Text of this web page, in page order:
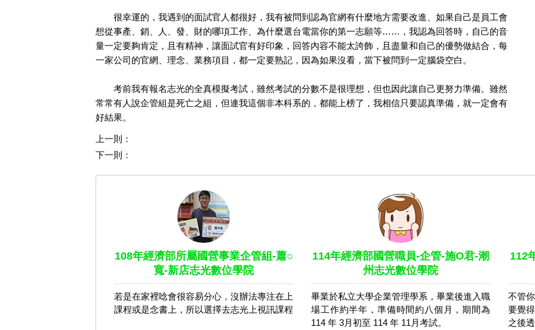
很幸運的，我遇到的面試官人都很好，我有被問到認為官網有什麼地方需要改進、如果自己是員工會
想從事產、銷、人、發、財的哪項工作、為什麼選台電當你的第一志願等……，我認為回答時，自己的音
量一定要夠肯定，且有精神，讓面試官有好印象，回答內容不能太誇飾，且盡量和自己的優勢做結合，每
一家公司的官網、理念、業務項目，都一定要熟記，因為如果沒看，當下被問到一定腦袋空白。
考前我有報名志光的全真模擬考試，雖然考試的分數不是很理想，但也因此讓自己更努力準備。雖然
常常有人說企管組是死亡之組，但連我這個非本科系的，都能上榜了，我相信只要認真準備，就一定會有
好結果。
上一則：
下一則：
108年經濟部所屬國營事業企管組-蕭○
寬-新店志光數位學院
若是在家裡唸會很容易分心，沒辦法專注在上
課程或是念書上，所以選擇去志光上視訊課程
114年經濟部國營職員-企管-施O君-潮
州志光數位學院
畢業於私立⼤學企業管理學系，畢業後進入職
場⼯作約半年，準備時間約八個月，期間為
114 年 3月初至 114 年 11月考試。
112
不管
要覺
之後